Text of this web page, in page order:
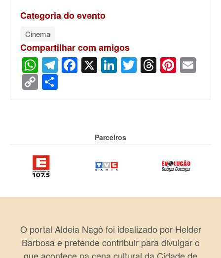
Categoria do evento
Cinema
Compartilhar com amigos
WhatsApp
Telegram
Facebook
X LinkedIn
Twitter
Threads
Copy
Link
Parceiros
O portal Aldeia Nagô foi idealizado por Helder
Barbosa e pretende contribuir para divulgar o